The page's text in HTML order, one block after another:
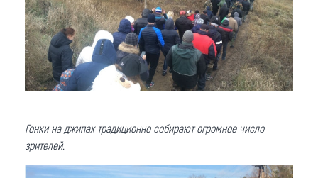
Гонки на джипах традиционно собирают огромное число
зрителей.